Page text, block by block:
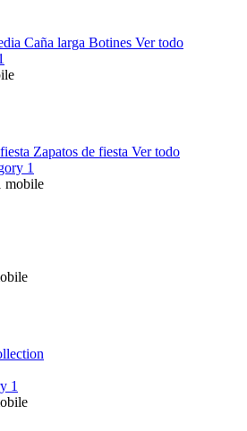
Caña larga Botines Ver todo
Zapatos de fiesta Ver todo